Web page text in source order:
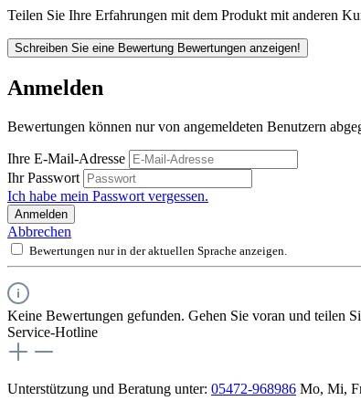
Teilen Sie Ihre Erfahrungen mit dem Produkt mit anderen
Schreiben Sie eine Bewertung Bewertungen anzeigen!
Anmelden
Bewertungen können nur von angemeldeten Benutzern
Ihre E-Mail-Adresse
Ihr Passwort
Ich habe mein Passwort vergessen.
Anmelden
Abbrechen
Bewertungen nur in der aktuellen Sprache anzeigen.
Keine Bewertungen gefunden. Gehen Sie voran und teilen
Service-Hotline
Unterstützung und Beratung unter: 05472-968986 Mo, Mi,